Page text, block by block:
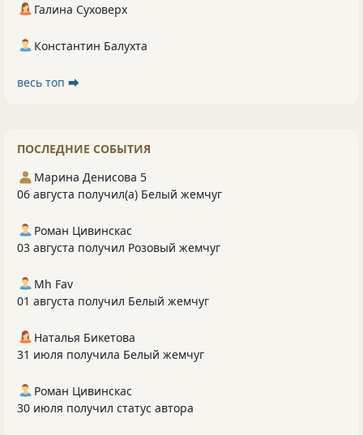
Галина Суховерх
Константин Балухта
весь топ ⮕
ПОСЛЕДНИЕ СОБЫТИЯ
Марина Денисова 5
06 августа получил(а) Белый жемчуг
Роман Цивинскас
03 августа получил Розовый жемчуг
Mh Fav
01 августа получил Белый жемчуг
Наталья Бикетова
31 июля получила Белый жемчуг
Роман Цивинскас
30 июля получил статус автора